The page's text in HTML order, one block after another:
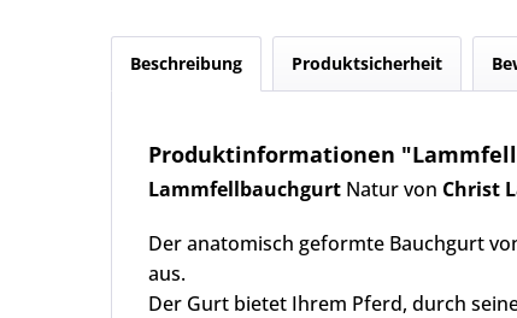
Beschreibung Produktsicherheit
Produktinformationen
Lammfellbauchgurt Natur von Christ
Der anatomisch geformte Bauchgurt
aus.
Der Gurt bietet Ihrem Pferd, durch